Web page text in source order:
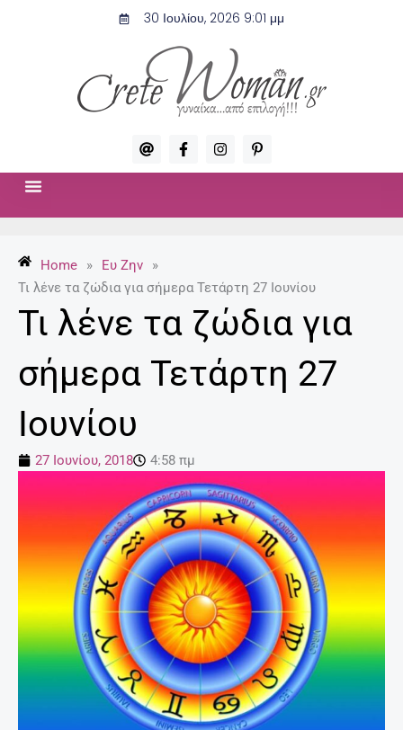
30 Ιουλίου, 2026 9:01 μμ
A
t
F
a
c
I
n
s
P
i
n
p
Home » Ευ Ζην
»
Τι λένε τα ζώδια για σήμερα Τετάρτη 27 Ιουνίου
Τι λένε τα ζώδια για
σήμερα Τετάρτη 27
Ιουνίου
27 Ιουνίου, 2018 4:58 πμ